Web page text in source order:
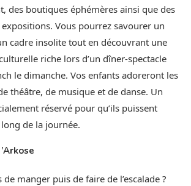
des boutiques éphémères ainsi que des
expositions. Vous pourrez savourer un
cadre insolite tout en découvrant une
riche lors d’un dîner-spectacle
le dimanche. Vos enfants adoreront les
théâtre, de musique et de danse. Un
réservé pour qu’ils puissent
de la journée.
manger puis de faire de l’escalade ?